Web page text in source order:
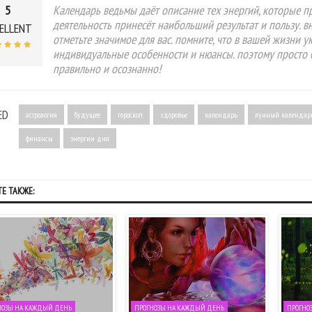
5
Календарь ведьмы даёт описание тех энергий, которые
деятельность принесёт наибольший результат и
отметьте значимое для вас. помните, что в вашей жизни
индивидуальные особенности и нюансы. поэтому
правильно и осознанно!
астрология будущее гороскоп здоровье календарь лунный
финансы энергии дня
ТАКЖЕ:
НА КАЖДЫЙ ДЕНЬ ПРОГНОЗЫ НА КАЖДЫЙ ДЕНЬ